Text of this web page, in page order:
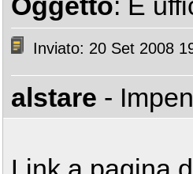
Inviato: 20 Set 2008
alstare -